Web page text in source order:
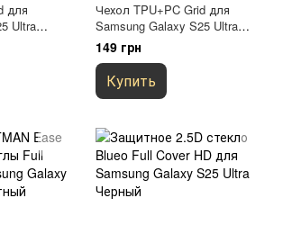
для
Ultra
Чехол TPU+PC Grid для
Samsung Galaxy S25 Ultra
Green
149 грн
Купить